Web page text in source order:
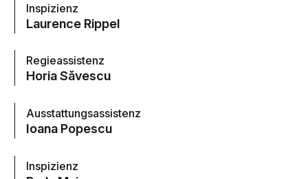
Inspizienz
Laurence Rippel
Regieassistenz
Horia Săvescu
Ausstattungsassistenz
Ioana Popescu
Inspizienz